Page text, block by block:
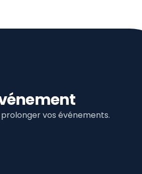
vos événements.